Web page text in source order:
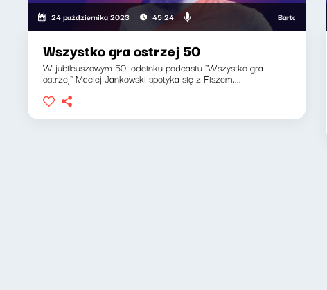
24 października 2023 45:24 Bartosz "Fisz"
Wszystko gra ostrzej 50
W jubileuszowym 50. odcinku podcastu "Wszystko gra
ostrzej" Maciej Jankowski spotyka się z Fiszem,...